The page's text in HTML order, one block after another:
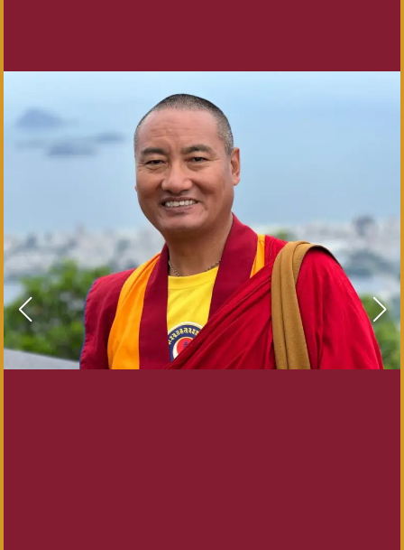
um mundo
chamas? |
James Low
Como
desenvolver
saúde mental
em um mundo
em chamas? |